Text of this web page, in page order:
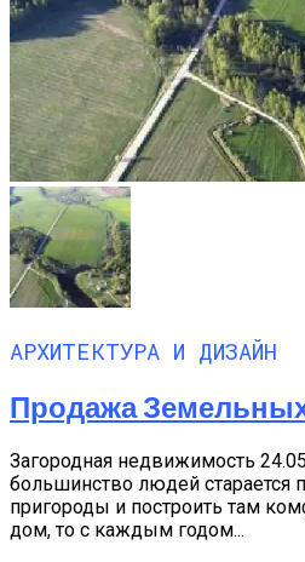
АРХИТЕКТУРА И ДИЗАЙН
Продажа
Загородная недвижимость
большинство людей старается
пригороды и построить там
дом, то с каждым годом...